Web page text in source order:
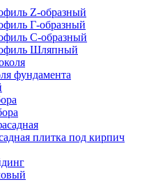
Z-образный
Г-образный
С-образный
Шляпный
фундамента
плитка под кирпич